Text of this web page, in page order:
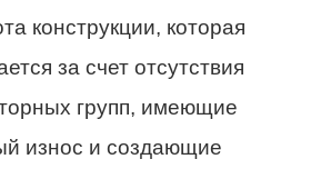
конструкции, которая
за счет отсутствия
групп, имеющие
износ и создающие